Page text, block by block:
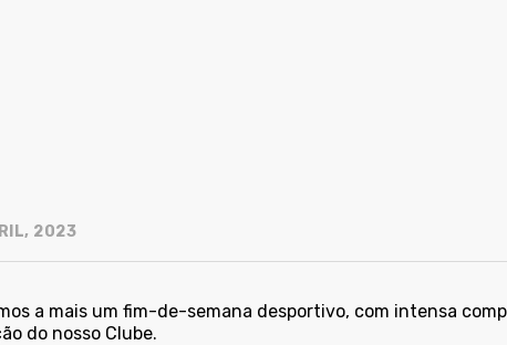
2023
a mais um fim-de-semana desportivo, com intensa
do nosso Clube.